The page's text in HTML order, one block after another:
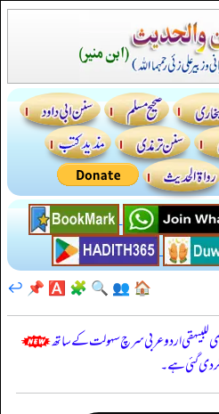
🏠
👥
🔍
🧩
🅰️
📌
↩️
للبيهقي اردو عربی سرچ سہولت کے ساتھ
دی گئی ہے۔